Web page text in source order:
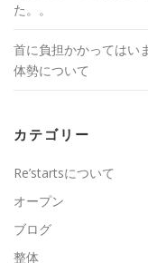
た。。
首に負担かかってはい
体勢について
カテゴリー
Re’startsについて
オープン
ブログ
整体